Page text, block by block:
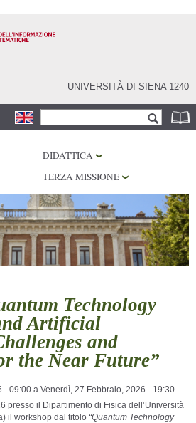
UNIVERSITÀ DI SIENA 1240
Form di ricerca
DIDATTICA
TERZA MISSIONE
Technology
Artificial
and
the Near Future”
- 09:00 a Venerdì, 27 Febbraio, 2026 - 19:30
presso il Dipartimento di Fisica dell’Università
il workshop dal titolo “Quantum Technology